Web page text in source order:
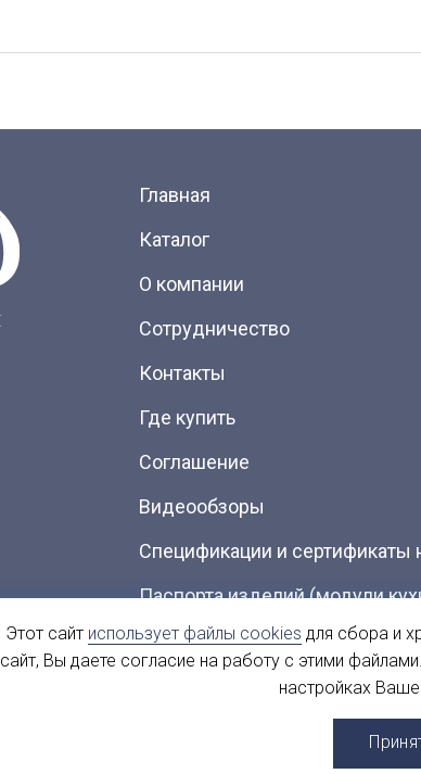
Главная
Каталог
О компании
Сотрудничество
Контакты
Где купить
Соглашение
Видеообзоры
Спецификации и сертификаты
Паспорта изделий (модули
Каталоги (Скачать PDF)
Этот сайт использует файлы cookies для сбора и
сайт, Вы даете согласие на работу с этими
настройках